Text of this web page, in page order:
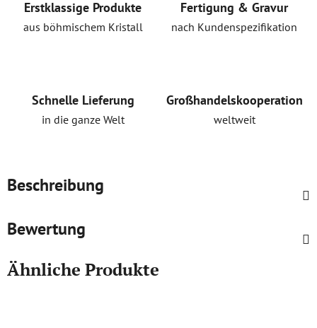
Erstklassige Produkte
aus böhmischem Kristall
Fertigung & Gravur
nach Kundenspezifikation
Schnelle Lieferung
in die ganze Welt
Großhandelskooperation
weltweit
Beschreibung
Bewertung
Ähnliche Produkte